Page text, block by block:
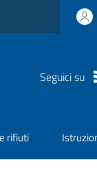
Seguici su
rifiuti